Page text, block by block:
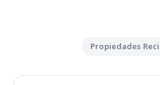
Propiedades